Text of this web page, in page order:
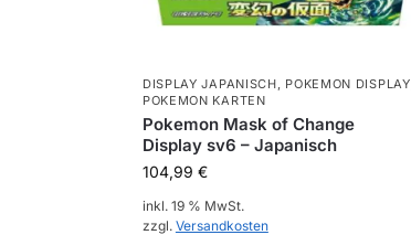
DISPLAY JAPANISCH POKEMON DISPLAY
POKEMON KARTEN
Pokemon Mask of Change
Display sv6 – Japanisch
104,99 €
inkl. 19 % MwSt.
zzgl. Versandkosten